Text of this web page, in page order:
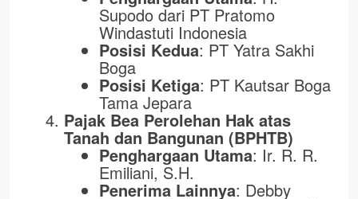
Supodo dari PT Pratomo
Windastuti Indonesia
Posisi Kedua: PT Yatra Sakhi
Boga
Posisi Ketiga: PT Kautsar Boga
Tama Jepara
Pajak Bea Perolehan Hak atas
Tanah dan Bangunan (BPHTB)
Penghargaan Utama: Ir. R. R.
Emiliani, S.H.
Penerima Lainnya: Debby